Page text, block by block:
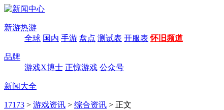
新游热游
全球 国内 手游 盘点 测试表 开服表 怀旧频道
品牌
游戏X博士 正惊游戏 公众号
新闻大全
17173 > 游戏资讯 > 综合资讯 > 正文